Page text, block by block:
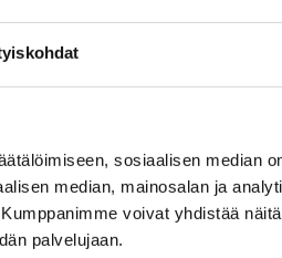
sosiaalisen median
median, mainosalan ja
voivat yhdistää
palvelujaan.